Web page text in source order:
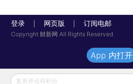
登录 网页版 订阅电邮
Copyright 财新网 All Rights Reserved
发表评论得积分
App 内打开